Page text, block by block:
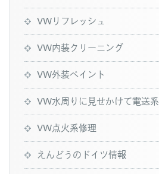
VWリフレッシュ
VW内装クリーニング
VW外装ペイント
VW水周りに見せかけて電送系
VW点火系修理
えんどうのドイツ情報